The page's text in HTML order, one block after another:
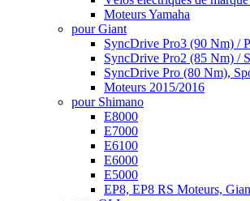
Moteurs Yamaha
pour Giant
SyncDrive Pro3 (90 Nm) /
SyncDrive Pro2 (85 Nm) /
SyncDrive Pro (80 Nm),
Moteurs 2015/2016
pour Shimano
E8000
E7000
E6100
E6000
E5000
EP8, EP8 RS Moteurs,